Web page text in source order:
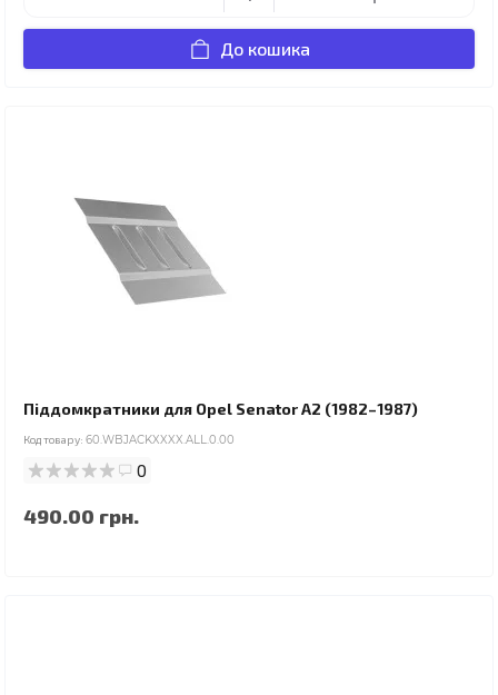
До кошика
Піддомкратники для Opel Senator A2 (1982–1987)
Код товару: 60.WBJACKXXXX.ALL.0.00
0
490.00 грн.